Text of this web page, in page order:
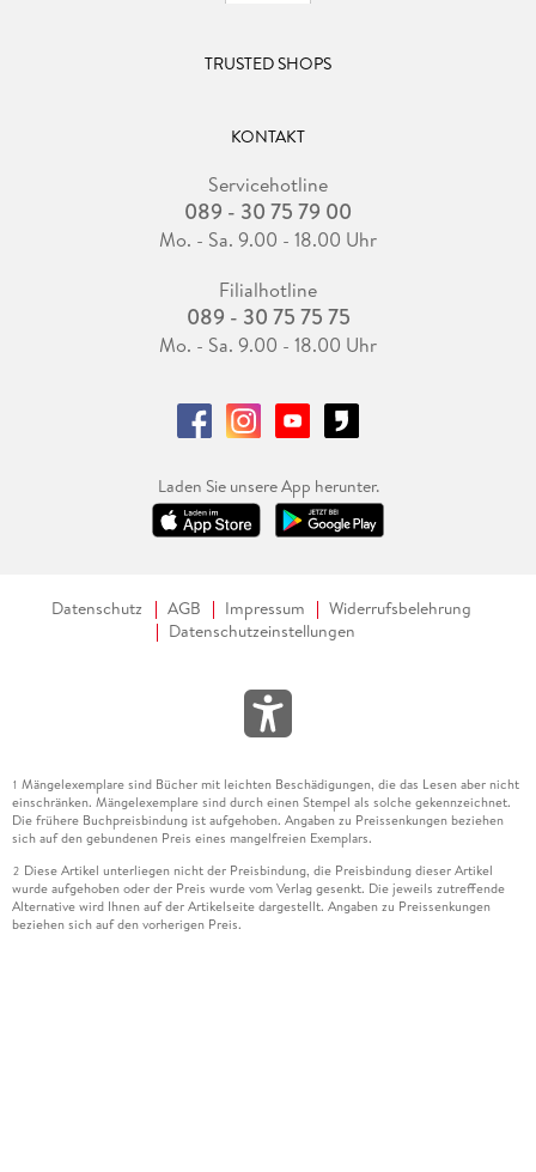
TRUSTED SHOPS
KONTAKT
Servicehotline
089 - 30 75 79 00
Mo. - Sa. 9.00 - 18.00 Uhr
Filialhotline
089 - 30 75 75 75
Mo. - Sa. 9.00 - 18.00 Uhr
Laden Sie unsere App herunter.
Datenschutz AGB Impressum
Widerrufsbelehrung
Datenschutzeinstellungen
1 Mängelexemplare sind Bücher mit leichten Beschädigungen, die das Lesen aber nicht
einschränken. Mängelexemplare sind durch einen Stempel als solche gekennzeichnet.
Die frühere Buchpreisbindung ist aufgehoben. Angaben zu Preissenkungen beziehen
sich auf den gebundenen Preis eines mangelfreien Exemplars.
2 Diese Artikel unterliegen nicht der Preisbindung, die Preisbindung dieser Artikel
wurde aufgehoben oder der Preis wurde vom Verlag gesenkt. Die jeweils zutreffende
Alternative wird Ihnen auf der Artikelseite dargestellt. Angaben zu Preissenkungen
beziehen sich auf den vorherigen Preis.